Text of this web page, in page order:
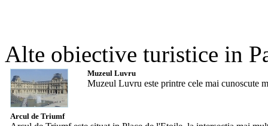
Alte obiective turistice in
Muzeul Luvru
Muzeul Luvru este printre cele mai cunoscute
Arcul de Triumf